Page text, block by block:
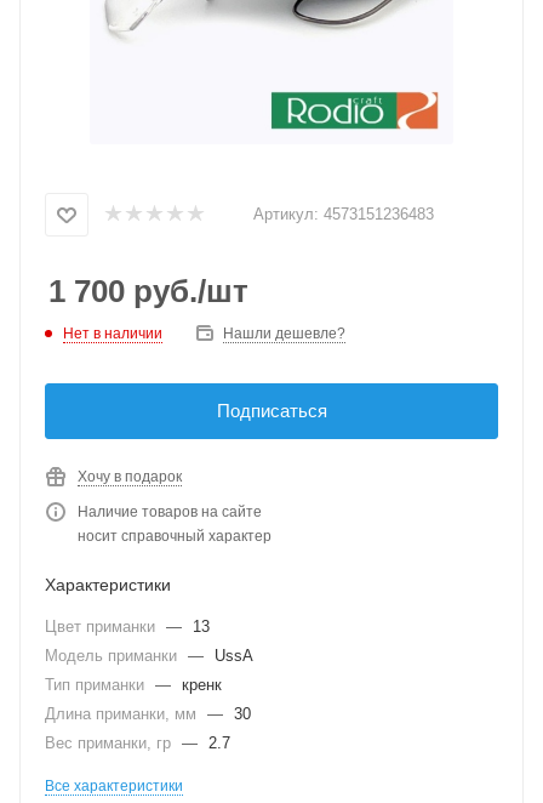
Артикул: 4573151236483
1 700 руб./шт
Нет в наличии Нашли дешевле?
Подписаться
Хочу в подарок
Наличие товаров на сайте
носит справочный характер
Характеристики
Цвет приманки —
13
Модель приманки —
UssA
Тип приманки — кренк
Длина приманки, мм
— 30
Вес приманки, гр — 2.7
Все характеристики